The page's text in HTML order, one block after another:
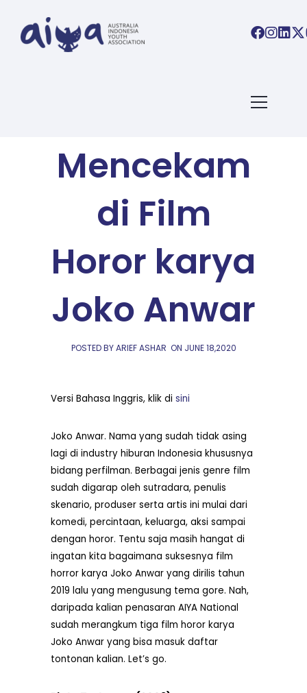
Mencekam
di Film
Horor karya
Joko Anwar
POSTED BY ARIEF ASHAR ON JUNE 18,2020
Versi Bahasa Inggris, klik di sini
Joko Anwar. Nama yang sudah tidak asing
lagi di industry hiburan Indonesia khususnya
bidang perfilman. Berbagai jenis genre film
sudah digarap oleh sutradara, penulis
skenario, produser serta artis ini mulai dari
komedi, percintaan, keluarga, aksi sampai
dengan horor. Tentu saja masih hangat di
ingatan kita bagaimana suksesnya film
horror karya Joko Anwar yang dirilis tahun
2019 lalu yang mengusung tema gore. Nah,
daripada kalian penasaran AIYA National
sudah merangkum tiga film horor karya
Joko Anwar yang bisa masuk daftar
tontonan kalian. Let’s go.